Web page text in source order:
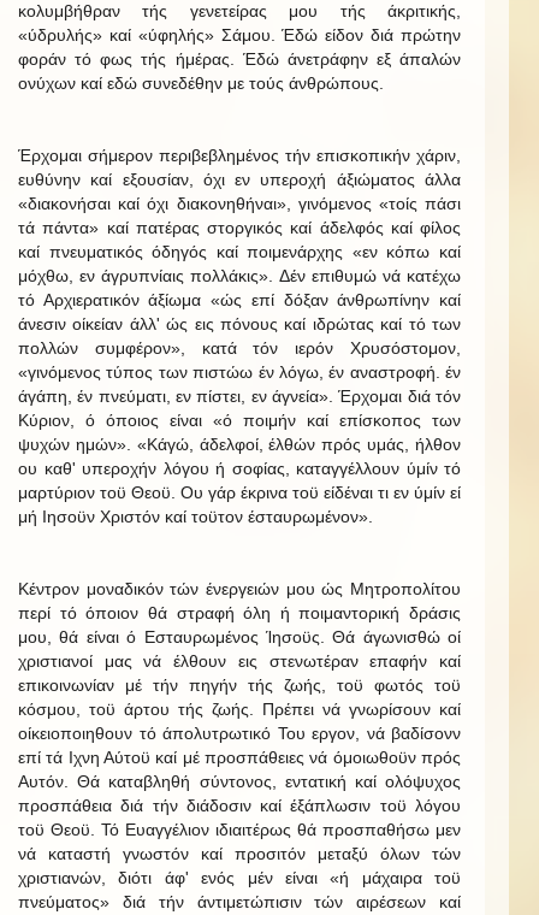
κολυμβήθραν τής γενετείρας μου τής άκριτικής,
«ύδρυλής» καί «ύφηλής» Σάμου. Έδώ είδον διά πρώτην
φοράν τό φως τής ήμέρας. Έδώ άνετράφην εξ άπαλών
ονύχων καί εδώ συνεδέθην με τούς άνθρώπους.
Έρχομαι σήμερον περιβεβλημένος τήν επισκοπικήν χάριν,
ευθύνην καί εξουσίαν, όχι εν υπεροχή άξιώματος άλλα
«διακονήσαι καί όχι διακονηθήναι», γινόμενος «τοίς πάσι
τά πάντα» καί πατέρας στοργικός καί άδελφός καί φίλος
καί πνευματικός όδηγός καί ποιμενάρχης «εν κόπω καί
μόχθω, εν άγρυπνίαις πολλάκις». Δέν επιθυμώ νά κατέχω
τό Αρχιερατικόν άξίωμα «ώς επί δόξαν άνθρωπίνην καί
άνεσιν οίκείαν άλλ' ώς εις πόνους καί ιδρώτας καί τό των
πολλών συμφέρον», κατά τόν ιερόν Χρυσόστομον,
«γινόμενος τύπος των πιστώω έν λόγω, έν αναστροφή. έν
άγάπη, έν πνεύματι, εν πίστει, εν άγνεία». Έρχομαι διά τόν
Κύριον, ό όποιος είναι «ό ποιμήν καί επίσκοπος των
ψυχών ημών». «Κάγώ, άδελφοί, έλθών πρός υμάς, ήλθον
ου καθ' υπεροχήν λόγου ή σοφίας, καταγγέλλουν ύμίν τό
μαρτύριον τοϋ Θεοϋ. Ου γάρ έκρινα τοϋ είδέναι τι εν ύμίν εί
μή Ιησοϋν Χριστόν καί τοϋτον έσταυρωμένον».
Κέντρον μοναδικόν τών ένεργειών μου ώς Μητροπολίτου
περί τό όποιον θά στραφή όλη ή ποιμαντορική δράσις
μου, θά είναι ό Εσταυρωμένος Ίησοϋς. Θά άγωνισθώ οί
χριστιανοί μας νά έλθουν εις στενωτέραν επαφήν καί
επικοινωνίαν μέ τήν πηγήν τής ζωής, τοϋ φωτός τοϋ
κόσμου, τοϋ άρτου τής ζωής. Πρέπει νά γνωρίσουν καί
οίκειοποιηθουν τό άπολυτρωτικό Του εργον, νά βαδίσονν
επί τά Ιχνη Αύτοϋ καί μέ προσπάθειες νά όμοιωθοϋν πρός
Αυτόν. Θά καταβληθή σύντονος, εντατική καί ολόψυχος
προσπάθεια διά τήν διάδοσιν καί έξάπλωσιν τοϋ λόγου
τοϋ Θεοϋ. Τό Ευαγγέλιον ιδιαιτέρως θά προσπαθήσω μεν
νά καταστή γνωστόν καί προσιτόν μεταξύ όλων τών
χριστιανών, διότι άφ' ενός μέν είναι «ή μάχαιρα τοϋ
πνεύματος» διά τήν άντιμετώπισιν τών αιρέσεων καί